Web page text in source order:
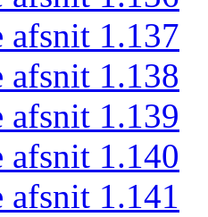
afsnit 1.137
afsnit 1.138
afsnit 1.139
afsnit 1.140
afsnit 1.141